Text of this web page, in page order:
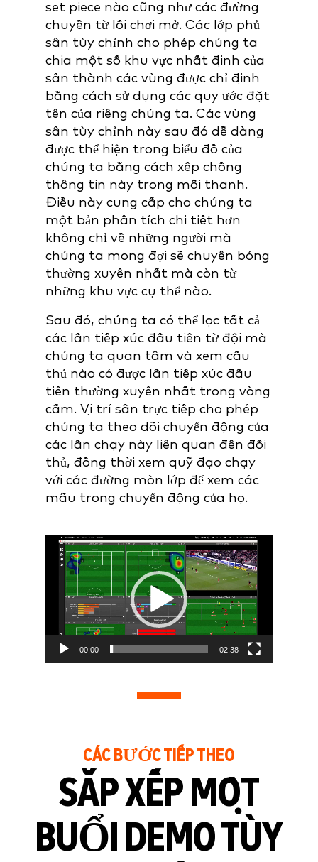
set piece nào cũng như các đường
chuyền từ lối chơi mở. Các lớp phủ
sân tùy chỉnh cho phép chúng ta
chia một số khu vực nhất định của
sân thành các vùng được chỉ định
bằng cách sử dụng các quy ước đặt
tên của riêng chúng ta. Các vùng
sân tùy chỉnh này sau đó dễ dàng
được thể hiện trong biểu đồ của
chúng ta bằng cách xếp chồng
thông tin này trong mỗi thanh.
Điều này cung cấp cho chúng ta
một bản phân tích chi tiết hơn
không chỉ về những người mà
chúng ta mong đợi sẽ chuyền bóng
thường xuyên nhất mà còn từ
những khu vực cụ thể nào.
Sau đó, chúng ta có thể lọc tất cả
các lần tiếp xúc đầu tiên từ đội mà
chúng ta quan tâm và xem cầu
thủ nào có được lần tiếp xúc đầu
tiên thường xuyên nhất trong vòng
cấm. Vị trí sân trực tiếp cho phép
chúng ta theo dõi chuyển động của
các lần chạy này liên quan đến đối
thủ, đồng thời xem quỹ đạo chạy
với các đường mòn lớp để xem các
mẫu trong chuyển động của họ.
Video
Player
00:00 02:38
CÁC BƯỚC TIẾP THEO
SẮP XẾP MỘT
BUỔI DEMO TÙY